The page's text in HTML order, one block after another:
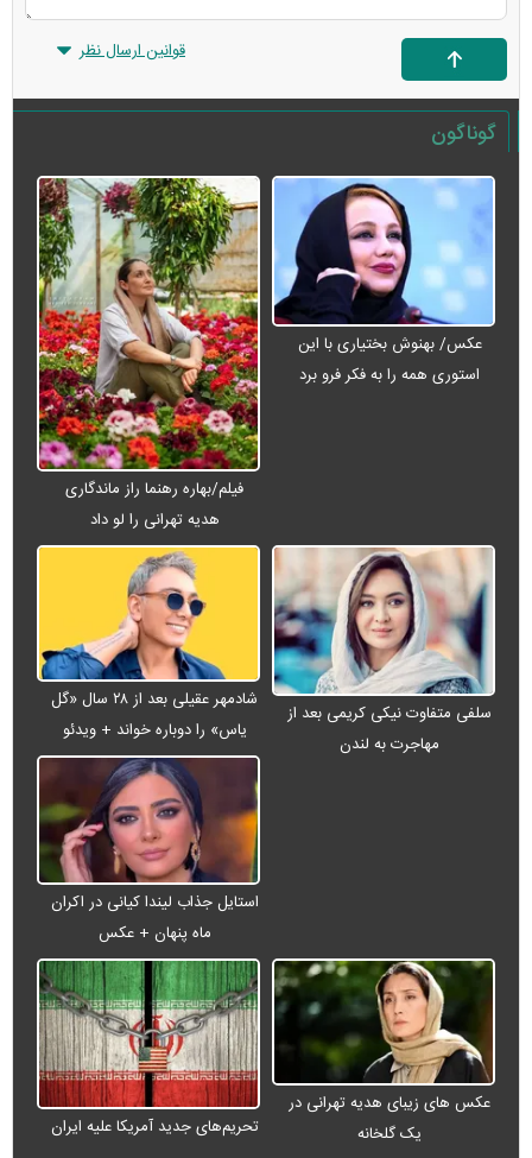
قوانین ارسال نظر
گوناگون
عکس/ بهنوش بختیاری با این
استوری همه را به فکر فرو برد
فیلم/بهاره رهنما راز ماندگاری
هدیه تهرانی را لو داد
سلفی متفاوت نیکی کریمی بعد از
مهاجرت به لندن
شادمهر عقیلی بعد از ۲۸ سال «گل
یاس» را دوباره خواند + ویدئو
استایل جذاب لیندا کیانی در اکران
ماه پنهان + عکس
عکس های زیبای هدیه تهرانی در
یک گلخانه
تحریم‌های جدید آمریکا علیه ایران